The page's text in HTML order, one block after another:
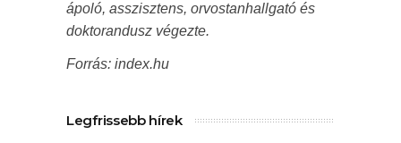
ápoló, asszisztens, orvostanhallgató és
doktorandusz végezte.
Forrás: index.hu
Legfrissebb hírek